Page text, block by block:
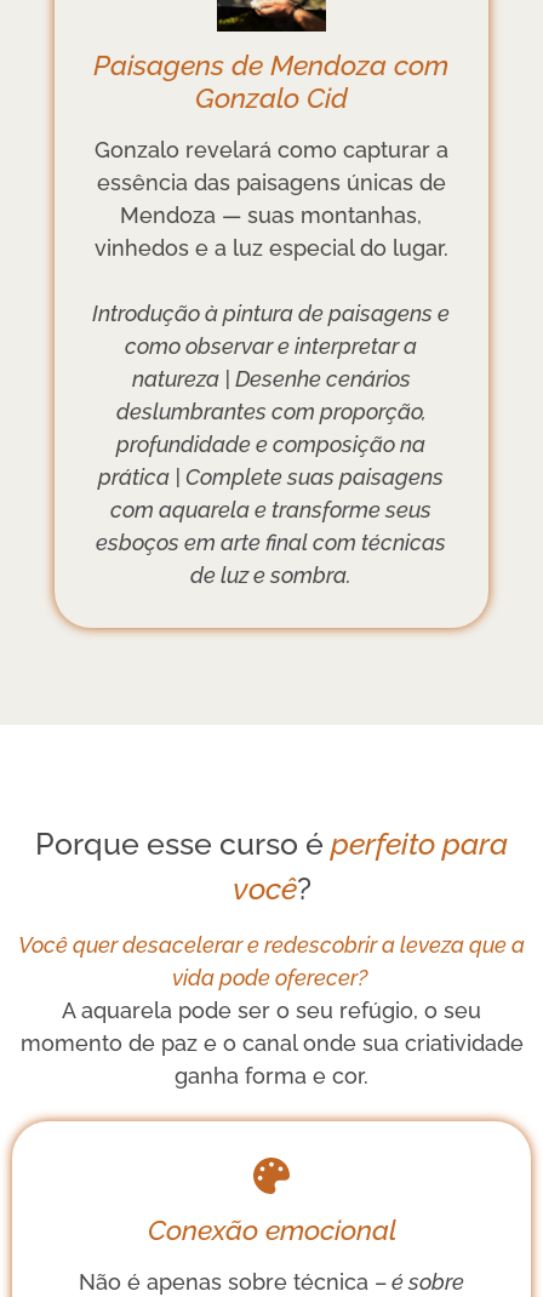
Paisagens de Mendoza com
Gonzalo Cid
Gonzalo revelará como capturar a
essência das paisagens únicas de
Mendoza — suas montanhas,
vinhedos e a luz especial do lugar.
Introdução à pintura de paisagens e
como observar e interpretar a
natureza | Desenhe cenários
deslumbrantes com proporção,
profundidade e composição na
prática | Complete suas paisagens
com aquarela e transforme seus
esboços em arte final com técnicas
de luz e sombra.
Porque esse curso é perfeito para
você?
Você quer desacelerar e redescobrir a leveza que a
vida pode oferecer?
A aquarela pode ser o seu refúgio, o seu
momento de paz e o canal onde sua criatividade
ganha forma e cor.
Conexão emocional
Não é apenas sobre técnica –é sobre